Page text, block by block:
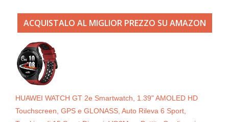
ACQUISTALO AL MIGLIOR PREZZO SU AMAZON
HUAWEI WATCH GT 2e Smartwatch, 1.39" AMOLED HD
Touchscreen, GPS e GLONASS, Auto Rileva 6 Sport,